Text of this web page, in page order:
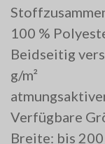
100 %
Beidseitig
g/m²
Verfügbare
Breite: bis 200